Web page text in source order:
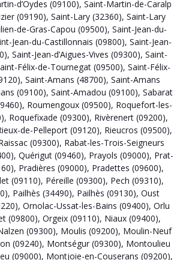
d’Oydes (09100), Saint-Martin-de-Caralp
(09190), Saint-Lary (32360), Saint-Lary
de-Gras-Capou (09500), Saint-Jean-du-
Jean-du-Castillonnais (09800), Saint-Jean-
, Saint-Jean-d’Aigues-Vives (09300), Saint-
Félix-de-Tournegat (09500), Saint-Félix-
, Saint-Amans (48700), Saint-Amans
(09100), Saint-Amadou (09100), Sabarat
, Roumengoux (09500), Roquefort-les-
, Roquefixade (09300), Rivèrenert (09200),
de-Pelleport (09120), Rieucros (09500),
(09300), Rabat-les-Trois-Seigneurs
, Quérigut (09460), Prayols (09000), Prat-
, Pradières (09000), Pradettes (09600),
(09110), Péreille (09300), Pech (09310),
, Pailhès (34490), Pailhès (09130), Oust
, Ornolac-Ussat-les-Bains (09400), Orlu
(09800), Orgeix (09110), Niaux (09400),
(09300), Moulis (09200), Moulin-Neuf
(09240), Montségur (09300), Montoulieu
(09000), Montjoie-en-Couserans (09200),